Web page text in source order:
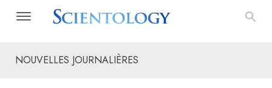
NOUVELLES JOURNALIÈRES